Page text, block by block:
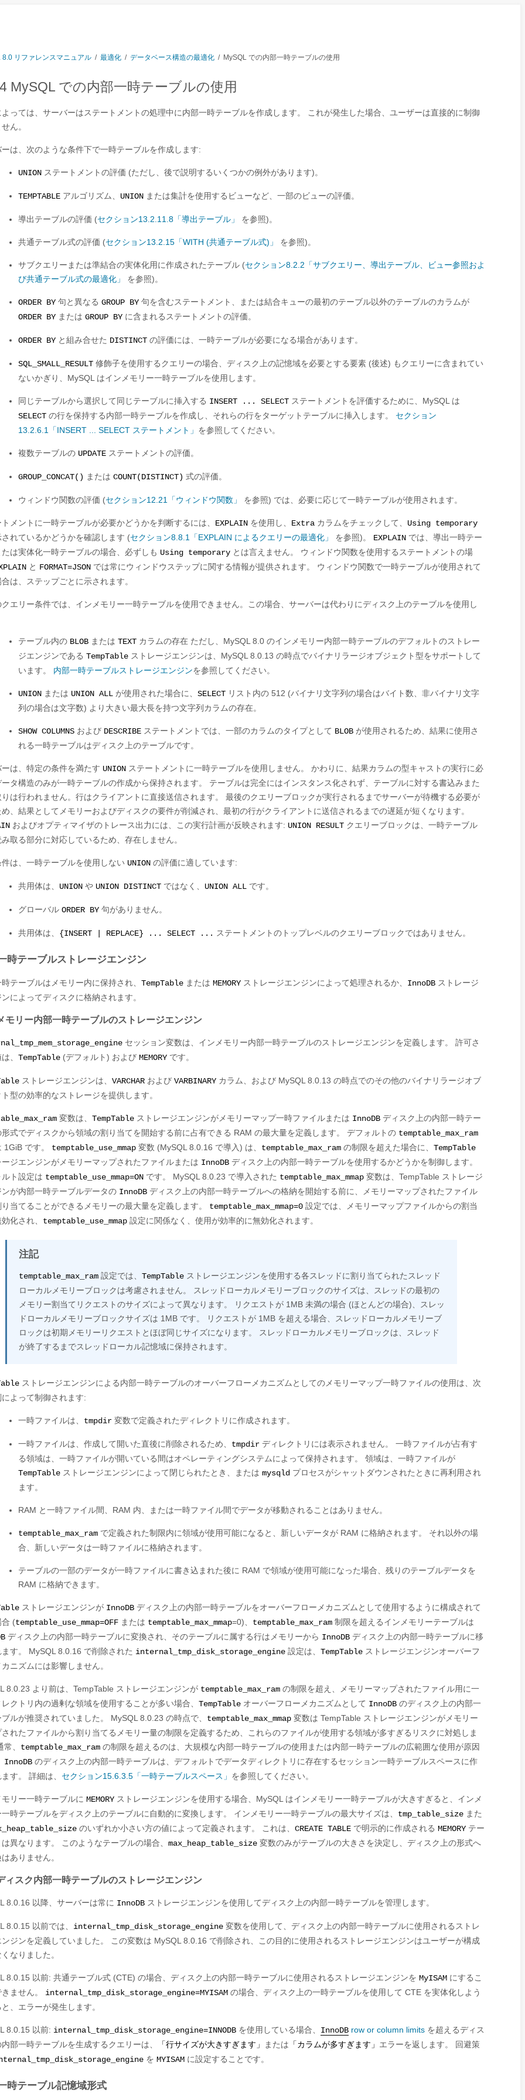
8.0 リファレンスマニュアル / 最適化 / データベース構造の最適化 / MySQL での内部一時テーブルの使用
MySQL での内部一時テーブルの使用
っては、サーバーはステートメントの処理中に内部一時テーブルを作成します。 これが発生した場合、ユーザーは直接的に制御
ん。
は、次のような条件下で一時テーブルを作成します:
UNION ステートメントの評価 (ただし、後で説明するいくつかの例外があります)。
TEMPTABLE アルゴリズム、 UNION または集計を使用するビューなど、一部のビューの評価。
導出テーブルの評価 (セクション13.2.11.8「導出テーブル」 を参照)。
共通テーブル式の評価 (セクション13.2.15「WITH (共通テーブル式)」 を参照)。
サブクエリーまたは準結合の実体化用に作成されたテーブル (セクション8.2.2「サブクエリー、導出テーブル、ビュー参照およ
び共通テーブル式の最適化」
を参照)。
ORDER BY 句と異なる GROUP BY 句を含むステートメント、または結合キューの最初のテーブル以外のテーブルのカラムが
ORDER BY または GROUP BY に含まれるステートメントの評価。
ORDER BY と組み合せた DISTINCT の評価には、一時テーブルが必要になる場合があります。
SQL_SMALL_RESULT 修飾子を使用するクエリーの場合、ディスク上の記憶域を必要とする要素 (後述) もクエリーに含まれてい
ないかぎり、MySQL はインメモリー一時テーブルを使用します。
同じテーブルから選択して同じテーブルに挿入する INSERT ... SELECT ステートメントを評価するために、MySQL は
SELECT の行を保持する内部一時テーブルを作成し、それらの行をターゲットテーブルに挿入します。 セクション
13.2.6.1「INSERT ... SELECT ステートメント」 を参照してください。
複数テーブルの UPDATE ステートメントの評価。
GROUP_CONCAT() または COUNT(DISTINCT) 式の評価。
ウィンドウ関数の評価 (セクション12.21「ウィンドウ関数」 を参照) では、必要に応じて一時テーブルが使用されます。
トメントに一時テーブルが必要かどうかを判断するには、 EXPLAIN を使用し、 Extra カラムをチェックして、 Using temporary
されているかどうかを確認します (セクション8.8.1「EXPLAIN によるクエリーの最適化」 を参照)。 EXPLAIN では、導出一時テー
たは実体化一時テーブルの場合、必ずしも Using temporary とは言えません。 ウィンドウ関数を使用するステートメントの場
と FORMAT=JSON では常にウィンドウステップに関する情報が提供されます。 ウィンドウ関数で一時テーブルが使用されて
は、ステップごとに示されます。
エリー条件では、インメモリー一時テーブルを使用できません。この場合、サーバーは代わりにディスク上のテーブルを使用し
テーブル内の BLOB または TEXT カラムの存在 ただし、MySQL 8.0 のインメモリー内部一時テーブルのデフォルトのストレー
ジエンジンである TempTable ストレージエンジンは、MySQL 8.0.13 の時点でバイナリラージオブジェクト型をサポートして
います。 内部一時テーブルストレージエンジンを参照してください。
UNION または UNION ALL が使用された場合に、 SELECT リスト内の 512 (バイナリ文字列の場合はバイト数、非バイナリ文字
列の場合は文字数) より大きい最大長を持つ文字列カラムの存在。
SHOW COLUMNS および DESCRIBE ステートメントでは、一部のカラムのタイプとして BLOB が使用されるため、結果に使用さ
れる一時テーブルはディスク上のテーブルです。
は、特定の条件を満たす UNION ステートメントに一時テーブルを使用しません。 かわりに、結果カラムの型キャストの実行に必
タ構造のみが一時テーブルの作成から保持されます。 テーブルは完全にはインスタンス化されず、テーブルに対する書込みまた
りは行われません。行はクライアントに直接送信されます。 最後のクエリーブロックが実行されるまでサーバーが待機する必要が
め、結果としてメモリーおよびディスクの要件が削減され、最初の行がクライアントに送信されるまでの遅延が短くなります。
およびオプティマイザのトレース出力には、この実行計画が反映されます: UNION RESULT クエリーブロックは、一時テーブル
取る部分に対応しているため、存在しません。
件は、一時テーブルを使用しない UNION の評価に適しています:
共用体は、 UNION や UNION DISTINCT ではなく、 UNION ALL です。
グローバル ORDER BY 句がありません。
共用体は、 {INSERT | REPLACE} ... SELECT ... ステートメントのトップレベルのクエリーブロックではありません。
時テーブルストレージエンジン
テーブルはメモリー内に保持され、 TempTable または MEMORY ストレージエンジンによって処理されるか、 InnoDB ストレージ
によってディスクに格納されます。
モリー内部一時テーブルのストレージエンジン
セッション変数は、インメモリー内部一時テーブルのストレージエンジンを定義します。 許可さ
、 TempTable (デフォルト) および MEMORY です。
ストレージエンジンは、 VARCHAR および VARBINARY カラム、および MySQL 8.0.13 の時点でのその他のバイナリラージオブ
型の効率的なストレージを提供します。
変数は、 TempTable ストレージエンジンがメモリーマップ一時ファイルまたは InnoDB ディスク上の内部一時テー
形式でディスクから領域の割り当てを開始する前に占有できる RAM の最大量を定義します。 デフォルトの temptable_max_ram
1GiB です。 temptable_use_mmap 変数 (MySQL 8.0.16 で導入) は、 temptable_max_ram の制限を超えた場合に、 TempTable
ージエンジンがメモリーマップされたファイルまたは InnoDB ディスク上の内部一時テーブルを使用するかどうかを制御します。
ト設定は temptable_use_mmap=ON です。 MySQL 8.0.23 で導入された temptable_max_mmap 変数は、TempTable ストレージ
ンが内部一時テーブルデータの InnoDB ディスク上の内部一時テーブルへの格納を開始する前に、メモリーマップされたファイル
当てることができるメモリーの最大量を定義します。 temptable_max_mmap=0 設定では、メモリーマップファイルからの割当
化され、 temptable_use_mmap 設定に関係なく、使用が効率的に無効化されます。
注記
temptable_max_ram 設定では、 TempTable ストレージエンジンを使用する各スレッドに割り当てられたスレッド
ローカルメモリーブロックは考慮されません。 スレッドローカルメモリーブロックのサイズは、スレッドの最初の
メモリー割当てリクエストのサイズによって異なります。 リクエストが 1MB 未満の場合 (ほとんどの場合)、スレッ
ドローカルメモリーブロックサイズは 1MB です。 リクエストが 1MB を超える場合、スレッドローカルメモリーブ
ロックは初期メモリーリクエストとほぼ同じサイズになります。 スレッドローカルメモリーブロックは、スレッド
が終了するまでスレッドローカル記憶域に保持されます。
ストレージエンジンによる内部一時テーブルのオーバーフローメカニズムとしてのメモリーマップ一時ファイルの使用は、次
よって制御されます:
一時ファイルは、 tmpdir 変数で定義されたディレクトリに作成されます。
一時ファイルは、作成して開いた直後に削除されるため、 tmpdir ディレクトリには表示されません。 一時ファイルが占有す
る領域は、一時ファイルが開いている間はオペレーティングシステムによって保持されます。 領域は、一時ファイルが
TempTable ストレージエンジンによって閉じられたとき、または mysqld プロセスがシャットダウンされたときに再利用され
ます。
RAM と一時ファイル間、RAM 内、または一時ファイル間でデータが移動されることはありません。
temptable_max_ram で定義された制限内に領域が使用可能になると、新しいデータが RAM に格納されます。 それ以外の場
合、新しいデータは一時ファイルに格納されます。
テーブルの一部のデータが一時ファイルに書き込まれた後に RAM で領域が使用可能になった場合、残りのテーブルデータを
RAM に格納できます。
ストレージエンジンが InnoDB ディスク上の内部一時テーブルをオーバーフローメカニズムとして使用するように構成されて
合 (temptable_use_mmap=OFF または temptable_max_mmap=0)、 temptable_max_ram 制限を超えるインメモリーテーブルは
ディスク上の内部一時テーブルに変換され、そのテーブルに属する行はメモリーから InnoDB ディスク上の内部一時テーブルに移
す。 MySQL 8.0.16 で削除された internal_tmp_disk_storage_engine 設定は、 TempTable ストレージエンジンオーバーフ
ニズムには影響しません。
8.0.23 より前は、TempTable ストレージエンジンが temptable_max_ram の制限を超え、メモリーマップされたファイル用に一
クトリ内の過剰な領域を使用することが多い場合、 TempTable オーバーフローメカニズムとして InnoDB のディスク上の内部一
ルが推奨されていました。 MySQL 8.0.23 の時点で、 temptable_max_mmap 変数は TempTable ストレージエンジンがメモリー
されたファイルから割り当てるメモリー量の制限を定義するため、これらのファイルが使用する領域が多すぎるリスクに対処しま
、
temptable_max_ram の制限を超えるのは、大規模な内部一時テーブルの使用または内部一時テーブルの広範囲な使用が原因
InnoDB のディスク上の内部一時テーブルは、デフォルトでデータディレクトリに存在するセッション一時テーブルスペースに作
す。 詳細は、 セクション15.6.3.5「一時テーブルスペース」 を参照してください。
モリー一時テーブルに MEMORY ストレージエンジンを使用する場合、MySQL はインメモリー一時テーブルが大きすぎると、インメ
一時テーブルをディスク上のテーブルに自動的に変換します。 インメモリー一時テーブルの最大サイズは、 tmp_table_size また
のいずれか小さい方の値によって定義されます。 これは、 CREATE TABLE で明示的に作成される MEMORY テー
異なります。 このようなテーブルの場合、 max_heap_table_size 変数のみがテーブルの大きさを決定し、ディスク上の形式へ
ありません。
ィスク内部一時テーブルのストレージエンジン
8.0.16 以降、サーバーは常に InnoDB ストレージエンジンを使用してディスク上の内部一時テーブルを管理します。
8.0.15 以前では、 internal_tmp_disk_storage_engine 変数を使用して、ディスク上の内部一時テーブルに使用されるストレ
ンジンを定義していました。 この変数は MySQL 8.0.16 で削除され、この目的に使用されるストレージエンジンはユーザーが構成
なりました。
8.0.15 以前: 共通テーブル式 (CTE) の場合、ディスク上の内部一時テーブルに使用されるストレージエンジンを MyISAM にするこ
ません。 internal_tmp_disk_storage_engine=MYISAM の場合、ディスク上の一時テーブルを使用して CTE を実体化しよう
、エラーが発生します。
8.0.15 以前: internal_tmp_disk_storage_engine=INNODB を使用している場合、 InnoDB row or column limits を超えるディス
部一時テーブルを生成するクエリーは、
「行サイズが大きすぎます」 または 「カラムが多すぎます」 エラーを返します。 回避策
を MYISAM に設定することです。
時テーブル記憶域形式